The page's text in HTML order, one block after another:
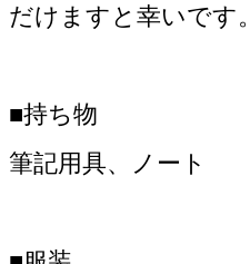
だけますと幸いです。
■持ち物
筆記用具、ノート